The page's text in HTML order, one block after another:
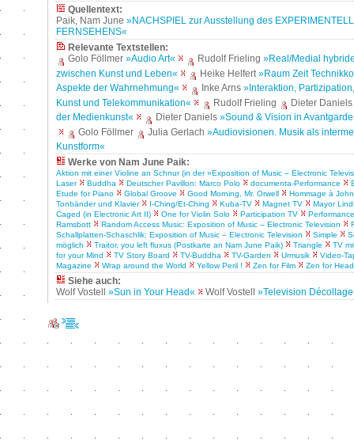
Quellentext:
Paik, Nam June »NACHSPIEL zur Ausstellung des
FERNSEHENS«
Relevante Textstellen:
Golo Föllmer »Audio Art« Rudolf Frieling »Real/Medial
zwischen Kunst und Leben«
Heike Helfert »Raum Zeit
Aspekte der Wahrnehmung«
Inke Arns »Interaktion,
Kunst und Telekommunikation«
Rudolf Frieling
Dieter Daniels
der Medienkunst«
Dieter Daniels »Sound & Vision in
Golo Föllmer
Julia Gerlach »Audiovisionen. Musik als
Kunstform«
Werke von Nam June Paik:
Aktion mit einer Violine an Schnur (in der »Exposition of Music – Electronic
Laser
Buddha Deutscher Pavillon: Marco Polo documenta-Performance
Etude for Piano
Global Groove Good Morning, Mr. Orwell
Hommage à
Tonbänder und Klavier
I-Ching/Et-Ching Kuba-TV Magnet TV
Mayor
Caged (in Electronic Art II)
One for Violin Solo Participation TV
Ramsbott
Random Access Music: Exposition of Music – Electronic Television
Schallplatten-Schaschlik: Exposition of Music – Electronic Television
Simple
möglich
Traitor, you left fluxus (Postkarte an Nam June Paik) Triangle
TV
for your Mind
TV Story Board TV-Buddha TV-Garden Urmusik
Video-
Magazine
Wrap around the World Yellow Peril ! Zen for Film Zen for Head
Siehe auch:
Wolf Vostell »Sun in Your Head« Wolf Vostell »Television